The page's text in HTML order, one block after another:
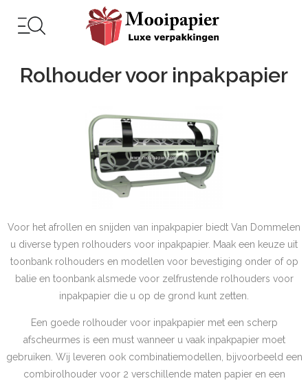
Rolhouder voor inpakpapier
Voor het afrollen en snijden van inpakpapier biedt Van Dommelen
u diverse typen rolhouders voor inpakpapier. Maak een keuze uit
toonbank rolhouders en modellen voor bevestiging onder of op
balie en toonbank alsmede voor zelfrustende rolhouders voor
inpakpapier die u op de grond kunt zetten.
Een goede rolhouder voor inpakpapier met een scherp
afscheurmes is een must wanneer u vaak inpakpapier moet
gebruiken. Wij leveren ook combinatiemodellen, bijvoorbeeld een
combirolhouder voor 2 verschillende maten papier en een